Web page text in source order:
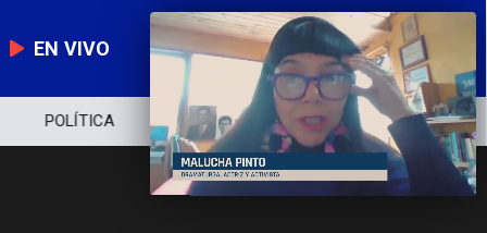
EN VIVO
POLÍTICA ECONOMÍA POLICIAL